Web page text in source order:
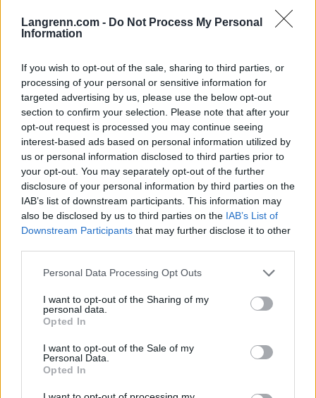
Langrenn.com - Do Not Process My Personal
Information
If you wish to opt-out of the sale, sharing to third parties, or
processing of your personal or sensitive information for
targeted advertising by us, please use the below opt-out
section to confirm your selection. Please note that after your
opt-out request is processed you may continue seeing
interest-based ads based on personal information utilized by
us or personal information disclosed to third parties prior to
your opt-out. You may separately opt-out of the further
disclosure of your personal information by third parties on the
IAB’s list of downstream participants. This information may
also be disclosed by us to third parties on the IAB’s List of
Downstream Participants that may further disclose it to other
Please note that this website/app uses one or more Google
not limited to your visit or usage behaviour. You may click to
grant or deny consent to Google and its third-party tags to
use your data for below specified purposes in below Google
consent section.
Personal Data Processing Opt Outs
I want to opt-out of the Sharing of my
personal data.
Opted In
I want to opt-out of the Sale of my
Personal Data.
Opted In
hva?
Langrenn.com har oversikten
FAKTA Verdenscup Toblach
Hvem:Uttatte seniorløpere –Norges tropp til
Toblach
Hva:Verdenscup langrenn
Hvor:Toblach, Italia
Når:3. til 5. februar
Hvordan:Uttaket er gjort i tråd med
Skiforbundets kriterier, for detaljer
Skiforbundets sesonginformasjoner
Program
– 12:00: Sprintprolog, kvinner og menn
– 14:30: Sprint heat og finaler, kvinner og menn
Lørdag 4. februar:
– 13:00: 10km fristil, kvinner